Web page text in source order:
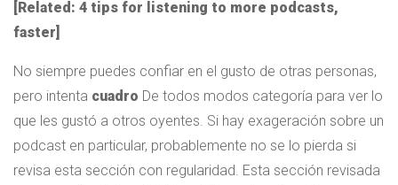
[Related: 4 tips for listening to more podcasts,
faster]
No siempre puedes confiar en el gusto de otras personas,
pero intenta cuadro De todos modos categoría para ver lo
que les gustó a otros oyentes. Si hay exageración sobre un
podcast en particular, probablemente no se lo pierda si
revisa esta sección con regularidad. Esta sección revisada